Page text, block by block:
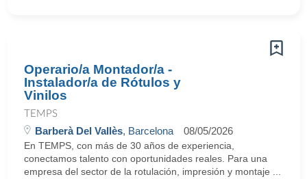
Operario/a Montador/a -
Instalador/a de Rótulos y
Vinilos
TEMPS
Barberà Del Vallès, Barcelona 08/05/2026
En TEMPS, con más de 30 años de experiencia,
conectamos talento con oportunidades reales. Para una
empresa del sector de la rotulación, impresión y montaje ...